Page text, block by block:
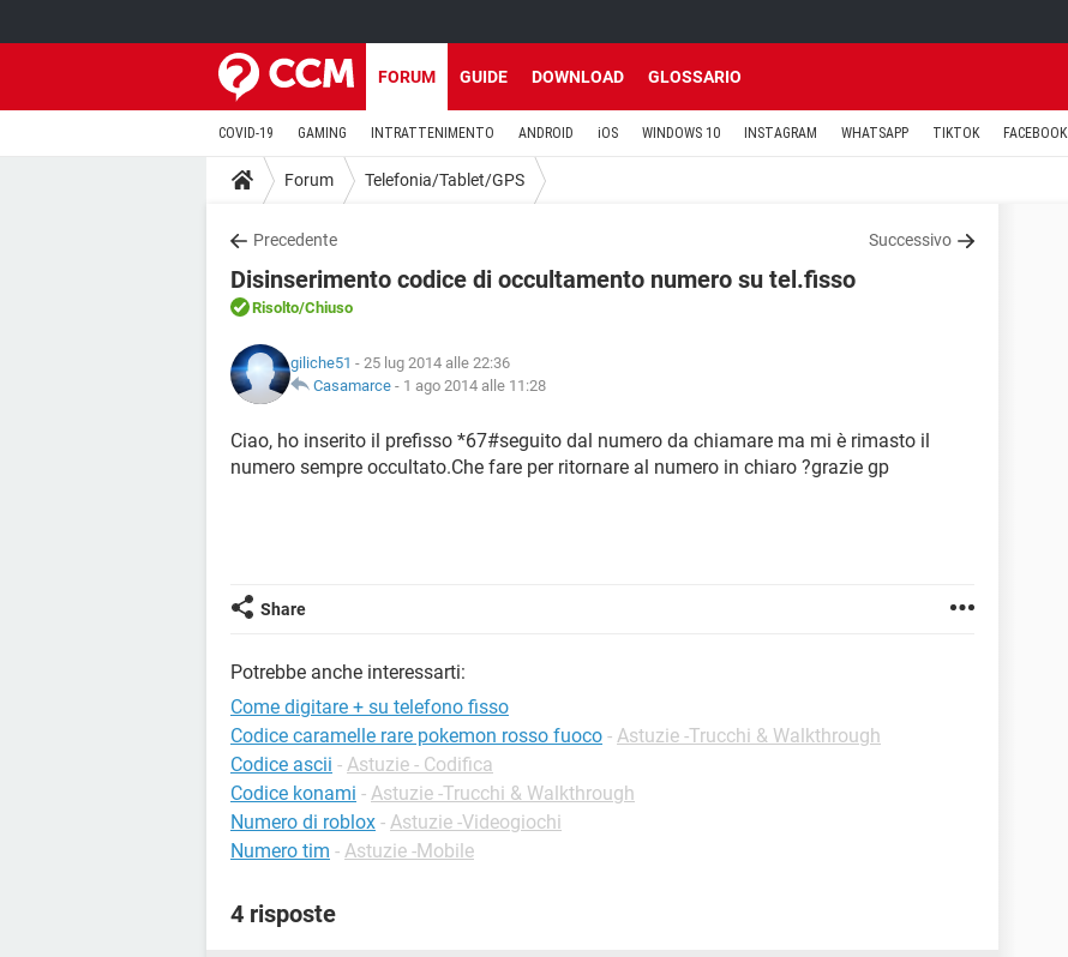
FORUM GUIDE DOWNLOAD GLOSSARIO
COVID-19 GAMING INTRATTENIMENTO ANDROID iOS WINDOWS 10 INSTAGRAM WHATSAPP TIKTOK FACEBOOK
Forum Telefonia/Tablet/GPS
Precedente Successivo
Disinserimento codice di occultamento numero su tel.fisso
Risolto/Chiuso
giliche51 - 25 lug 2014 alle 22:36
Casamarce - 1 ago 2014 alle 11:28
Ciao, ho inserito il prefisso *67#seguito dal numero da chiamare ma mi è rimasto il
numero sempre occultato.Che fare per ritornare al numero in chiaro ?grazie gp
Share
Potrebbe anche interessarti:
Come digitare + su telefono fisso
Codice caramelle rare pokemon rosso fuoco - Astuzie -Trucchi & Walkthrough
Codice ascii - Astuzie - Codifica
Codice konami - Astuzie -Trucchi & Walkthrough
Numero di roblox - Astuzie -Videogiochi
Numero tim - Astuzie -Mobile
4 risposte